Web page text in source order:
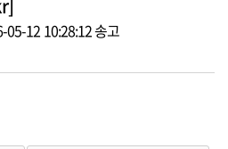
05-12 10:28:12 송고